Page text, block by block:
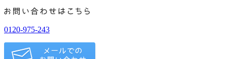
0120-975-243